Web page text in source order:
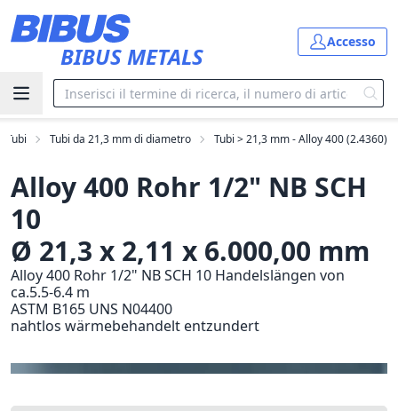
BIBUS METALS
Accesso
Tubi Tubi da 21,3 mm di diametro Tubi > 21,3 mm - Alloy 400 (2.4360)
Alloy 400 Rohr 1/2" NB SCH
10
Ø 21,3 x 2,11 x 6.000,00 mm
Alloy 400 Rohr 1/2" NB SCH 10 Handelslängen von
ca.5.5-6.4 m
ASTM B165 UNS N04400
nahtlos wärmebehandelt entzundert